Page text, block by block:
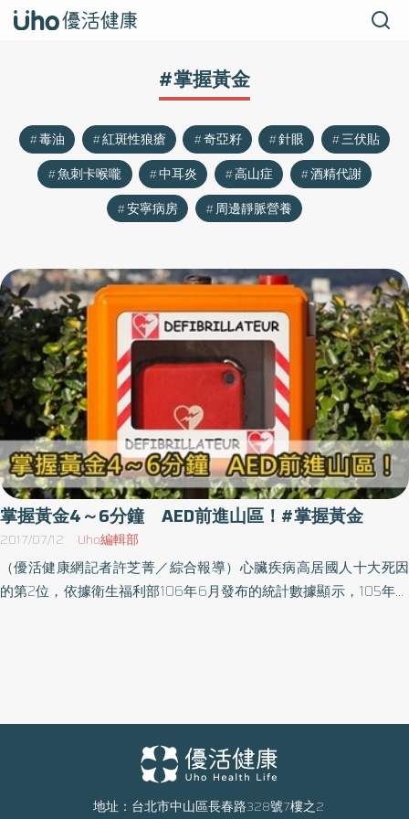
#掌握黃金
毒油 紅斑性狼瘡 奇亞籽 針眼
三伏貼
魚刺卡喉嚨
中耳炎 高山症
酒精代謝
安寧病房
周邊靜脈營養
掌握黃金4～6分鐘 AED前進山區！#掌握黃金
2017/07/12 Uho編輯部
（優活健康網記者許芝菁／綜合報導）心臟疾病高居國人十大死因
的第2位，依據衛生福利部106年6月發布的統計數據顯示，105年有
出「山區行動AED即刻救援計畫」，讓員警於山路出勤或接獲通報時
車內即有行動AED，可把握黃金救援，以保障民眾登山之時生命安
全。指南派出所於104年7月即通過安心場所認證，每年有25位員警
地址：台北市中山區長春路328號7樓之2